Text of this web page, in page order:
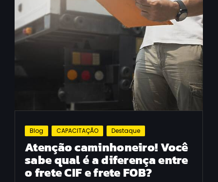
Blog CAPACITAÇÃO Destaque
Atenção caminhoneiro! Você
sabe qual é a diferença entre
o frete CIF e frete FOB?